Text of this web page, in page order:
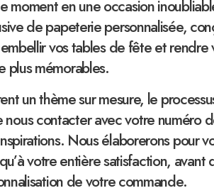
moment en une occasion
de papeterie personnalisée,
vos tables de fête et rendre
plus mémorables.
un thème sur mesure, le
nous contacter avec votre numéro
Nous élaborerons pour
votre entière satisfaction, avant
de votre commande.